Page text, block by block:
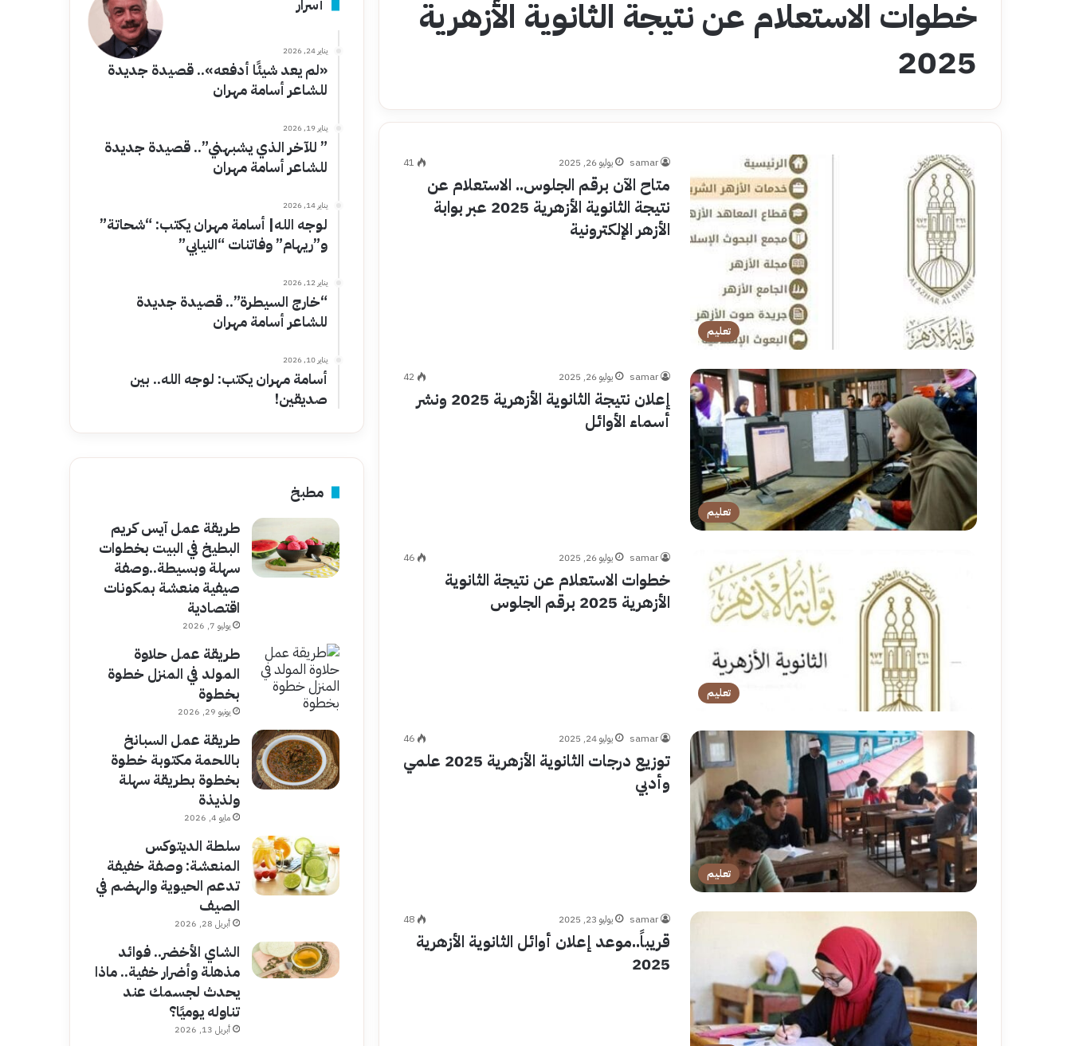
خطوات الاستعلام عن نتيجة الثانوية الأزهرية
2025
تعليم
samar يوليو 26, 2025 41
متاح الآن برقم الجلوس.. الاستعلام عن
نتيجة الثانوية الأزهرية 2025 عبر بوابة
الأزهر الإلكترونية
تعليم
samar يوليو 26, 2025 42
إعلان نتيجة الثانوية الأزهرية 2025 ونشر
أسماء الأوائل
تعليم
samar يوليو 26, 2025 46
خطوات الاستعلام عن نتيجة الثانوية
الأزهرية 2025 برقم الجلوس
تعليم
samar يوليو 24, 2025 46
توزيع درجات الثانوية الأزهرية 2025 علمي
وأدبي
samar يوليو 23, 2025 48
قريباً..موعد إعلان أوائل الثانوية الأزهرية
2025
أسرار
يناير 24, 2026
«لم يعد شيئًا أدفعه».. قصيدة جديدة
للشاعر أسامة مهران
يناير 19, 2026
” للآخر الذي يشبهني”.. قصيدة جديدة
للشاعر أسامة مهران
يناير 14, 2026
لوجه الله| أسامة مهران يكتب: “شحاتة”
و”ريهام” وفاتنات “النيابي”
يناير 12, 2026
“خارج السيطرة”.. قصيدة جديدة
للشاعر أسامة مهران
يناير 10, 2026
أسامة مهران يكتب: لوجه الله.. بين
صديقين!
مطبخ
طريقة عمل آيس كريم
البطيخ في البيت بخطوات
سهلة وبسيطة..وصفة
صيفية منعشة بمكونات
اقتصادية
يوليو 7, 2026
طريقة عمل حلاوة
المولد في المنزل خطوة
بخطوة
يونيو 29, 2026
طريقة عمل السبانخ
باللحمة مكتوبة خطوة
بخطوة بطريقة سهلة
ولذيذة
مايو 4, 2026
سلطة الديتوكس
المنعشة: وصفة خفيفة
تدعم الحيوية والهضم في
الصيف
أبريل 28, 2026
الشاي الأخضر.. فوائد
مذهلة وأضرار خفية.. ماذا
يحدث لجسمك عند
تناوله يوميًا؟
أبريل 13, 2026